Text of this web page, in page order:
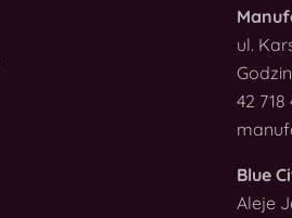
ul.
42 718
Blue
Aleje